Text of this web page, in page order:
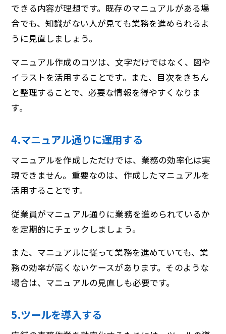
できる内容が理想です。既存のマニュアルがある場
合でも、知識がない人が見ても業務を進められるよ
うに見直しましょう。
マニュアル作成のコツは、文字だけではなく、図や
イラストを活用することです。また、目次をきちん
と整理することで、必要な情報を得やすくなりま
す。
4.マニュアル通りに運用する
マニュアルを作成しただけでは、業務の効率化は実
現できません。重要なのは、作成したマニュアルを
活用することです。
従業員がマニュアル通りに業務を進められているか
を定期的にチェックしましょう。
また、マニュアルに従って業務を進めていても、業
務の効率が高くないケースがあります。そのような
場合は、マニュアルの見直しも必要です。
5.ツールを導入する